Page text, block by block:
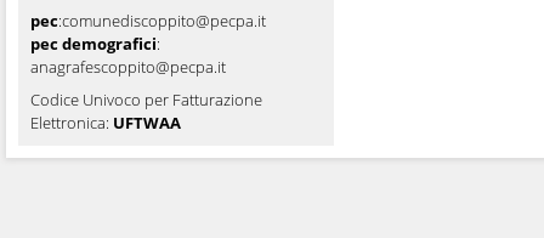
pec:comunediscoppito@pecpa.it
pec demografici:
anagrafescoppito@pecpa.it
Codice Univoco per Fatturazione
Elettronica: UFTWAA